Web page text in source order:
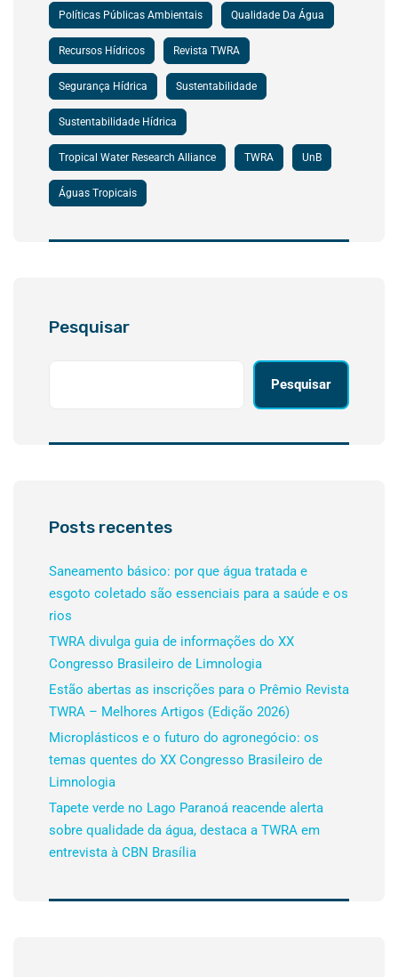
Políticas Públicas Ambientais Qualidade Da Água
Recursos Hídricos Revista TWRA
Segurança Hídrica Sustentabilidade
Sustentabilidade Hídrica
Tropical Water Research Alliance TWRA UnB
Águas Tropicais
Pesquisar
Pesquisar
Posts recentes
Saneamento básico: por que água tratada e
esgoto coletado são essenciais para a saúde e os
rios
TWRA divulga guia de informações do XX
Congresso Brasileiro de Limnologia
Estão abertas as inscrições para o Prêmio Revista
TWRA – Melhores Artigos (Edição 2026)
Microplásticos e o futuro do agronegócio: os
temas quentes do XX Congresso Brasileiro de
Limnologia
Tapete verde no Lago Paranoá reacende alerta
sobre qualidade da água, destaca a TWRA em
entrevista à CBN Brasília